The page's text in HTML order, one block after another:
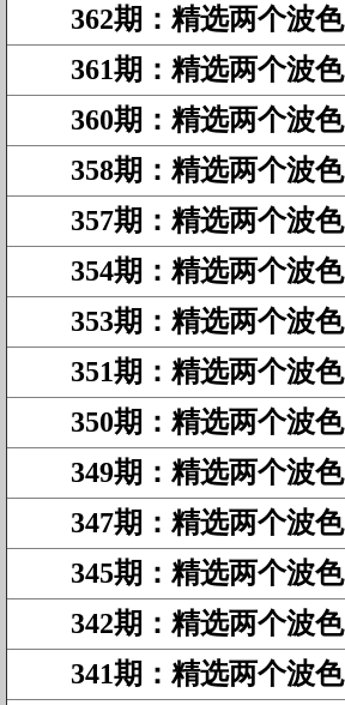
362期 ： 精选两个波色
361期 ： 精选两个波色
360期 ： 精选两个波色
358期 ： 精选两个波色
357期 ： 精选两个波色
354期 ： 精选两个波色
353期 ： 精选两个波色
351期 ： 精选两个波色
350期 ： 精选两个波色
349期 ： 精选两个波色
347期 ： 精选两个波色
345期 ： 精选两个波色
342期 ： 精选两个波色
341期 ： 精选两个波色